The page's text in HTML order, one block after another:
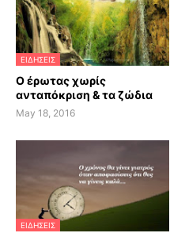
ΕΙΔΗΣΕΙΣ
Ο έρωτας χωρίς
ανταπόκριση & τα ζώδια
May 18, 2016
ΕΙΔΗΣΕΙΣ